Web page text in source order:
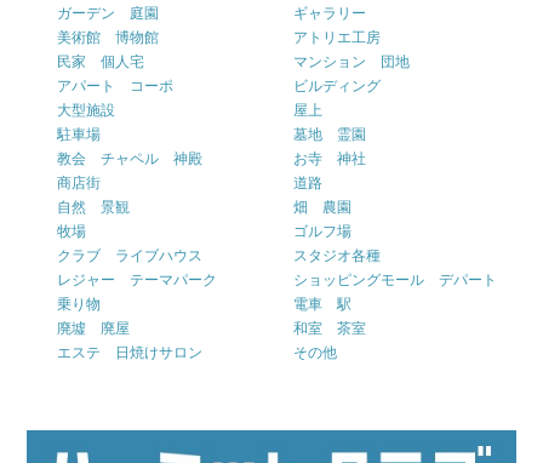
ガーデン 庭園
ギャラリー
美術館 博物館
アトリエ工房
民家 個人宅
マンション 団地
アパート コーポ
ビルディング
大型施設
屋上
駐車場
墓地 霊園
教会 チャペル 神殿
お寺 神社
商店街
道路
自然 景観
畑 農園
牧場
ゴルフ場
クラブ ライブハウス
スタジオ各種
レジャー テーマパーク
ショッピングモール デパート
乗り物
電車 駅
廃墟 廃屋
和室 茶室
エステ 日焼けサロン
その他